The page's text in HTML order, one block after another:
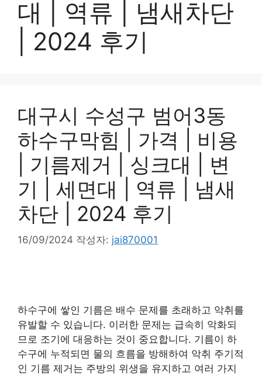
대 | 역류 | 냄새차단
| 2024 후기
대구시 수성구 범어3동
하수구막힘 | 가격 | 비용
| 기름제거 | 싱크대 | 변
기 | 세면대 | 역류 | 냄새
차단 | 2024 후기
16/09/2024 작성자: jai870001
하수구에 쌓인 기름은 배수 문제를 초래하고 악취를
유발할 수 있습니다. 이러한 문제는 급속히 악화되
므로 조기에 대응하는 것이 중요합니다. 기름이 하
수구에 누적되면 물의 흐름을 방해하여 악취 주기적
인 기름 제거는 주방의 위생을 유지하고 여러 가지